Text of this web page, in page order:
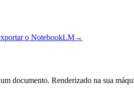
o NotebookLM→
documento. Renderizado na sua